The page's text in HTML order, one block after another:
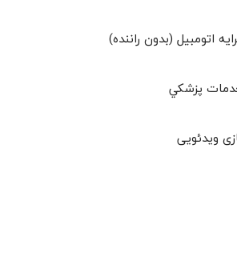
اتومبیل (بدون راننده)
پزشكي
ویدئویی